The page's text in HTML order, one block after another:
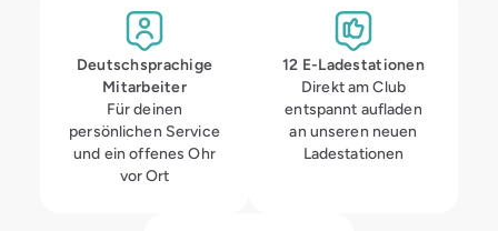
Deutschsprachige
Mitarbeiter
Für deinen
persönlichen Service
und ein offenes Ohr
vor Ort
12 E-Ladestationen
Direkt am Club
entspannt aufladen
an unseren neuen
Ladestationen